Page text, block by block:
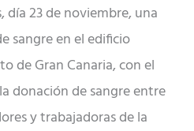
día 23 de noviembre, una
sangre en el edificio
de Gran Canaria, con el
donación de sangre entre
y trabajadoras de la